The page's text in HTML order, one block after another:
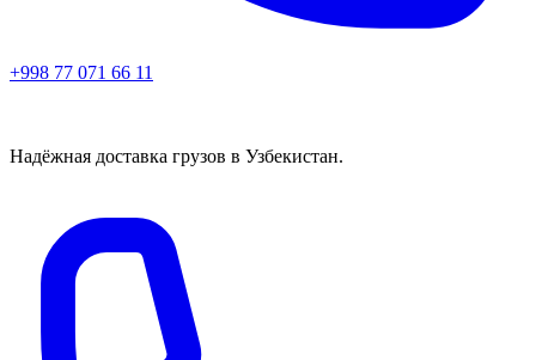
+998 77 071 66 11
Надёжная доставка грузов в Узбекистан.